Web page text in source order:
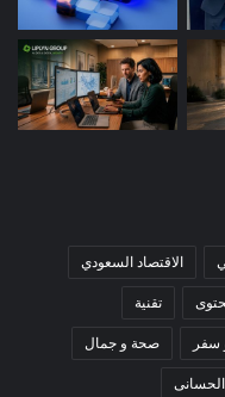
الاقتصاد السعودي
تقنية
سفر صحة و جمال